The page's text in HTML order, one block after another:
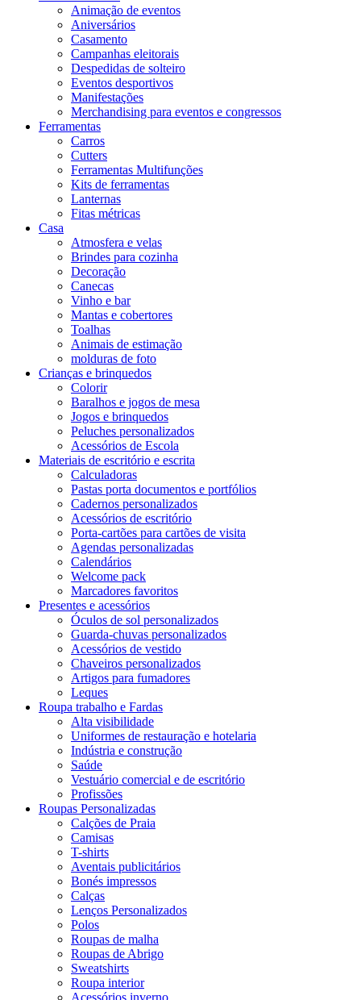
Animação de eventos
Aniversários
Casamento
Campanhas eleitorais
Despedidas de solteiro
Eventos desportivos
Manifestações
Merchandising para eventos e congressos
Ferramentas
Carros
Cutters
Ferramentas Multifunções
Kits de ferramentas
Lanternas
Fitas métricas
Casa
Atmosfera e velas
Brindes para cozinha
Decoração
Canecas
Vinho e bar
Mantas e cobertores
Toalhas
Animais de estimação
molduras de foto
Crianças e brinquedos
Colorir
Baralhos e jogos de mesa
Jogos e brinquedos
Peluches personalizados
Acessórios de Escola
Materiais de escritório e escrita
Calculadoras
Pastas porta documentos e portfólios
Cadernos personalizados
Acessórios de escritório
Porta-cartões para cartões de visita
Agendas personalizadas
Calendários
Welcome pack
Marcadores favoritos
Presentes e acessórios
Óculos de sol personalizados
Guarda-chuvas personalizados
Acessórios de vestido
Chaveiros personalizados
Artigos para fumadores
Leques
Roupa trabalho e Fardas
Alta visibilidade
Uniformes de restauração e hotelaria
Indústria e construção
Saúde
Vestuário comercial e de escritório
Profissões
Roupas Personalizadas
Calções de Praia
Camisas
T-shirts
Aventais publicitários
Bonés impressos
Calças
Lenços Personalizados
Polos
Roupas de malha
Roupas de Abrigo
Sweatshirts
Roupa interior
Acessórios inverno